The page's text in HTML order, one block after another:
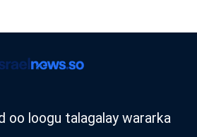
oo loogu talagalay wararka